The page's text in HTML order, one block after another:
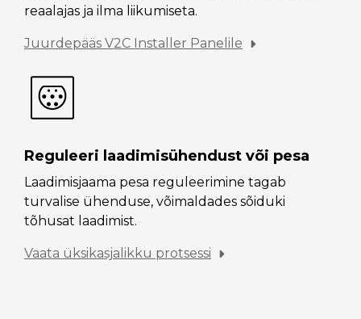
reaalajas ja ilma liikumiseta.
Juurdepääs V2C Installer Panelile
Reguleeri laadimisühendust või pesa
Laadimisjaama pesa reguleerimine tagab
turvalise ühenduse, võimaldades sõiduki
tõhusat laadimist.
Vaata üksikasjalikku protsessi